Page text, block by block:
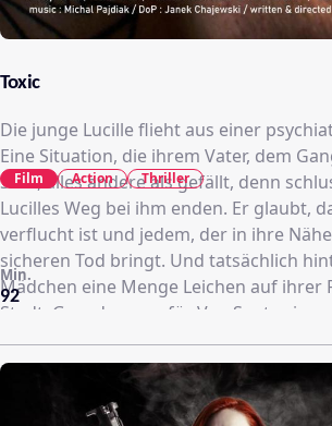
Toxic
Die junge Lucille flieht aus einer
Eine Situation, die ihrem Vater, dem
Sant, alles andere als gefällt, denn
Lucilles Weg bei ihm enden. Er glaubt,
verflucht ist und jedem, der in ihre
sicheren Tod bringt. Und tatsächlich
Mädchen eine Menge Leichen auf ihrer
Stadt. Grund genug für Van Sant seine
Killer anzusetzen, um seine Tochter
in seine Reichweite zu kommen. Doch
scheitert auf drastische Weise.
92
Min.
Film Action Thriller